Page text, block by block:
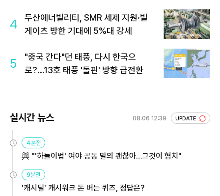
4
두산에너빌리티, SMR 세제 지원·빌
게이츠 방한 기대에 5%대 강세
5
"중국 간다"던 태풍, 다시 한국으
로?...13호 태풍 '돌핀' 방향 급전환
실시간 뉴스 08.06 12:39 UPDATE
4분전
與 "'하늘이법' 여야 공동 발의 괜찮아…그것이 협치"
9분전
'캐시딜' 캐시워크 돈 버는 퀴즈, 정답은?